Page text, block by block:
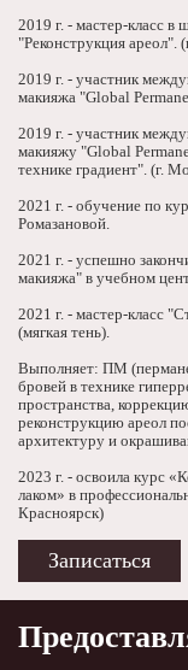
2019 г. - мастер-класс в
"Реконструкция ареол".
2019 г. - участник
макияжа "Global
2019 г. - участник
макияжу "Global
технике градиент". (г.
2021 г. - обучение по
Ромазановой.
2021 г. - успешно
макияжа" в учебном
2021 г. - мастер-класс
(мягкая тень).
Выполняет: ПМ
бровей в технике
пространства,
реконструкцию ареол
архитектуру и
2023 г. - освоила курс
лаком» в
Красноярск)
Записаться